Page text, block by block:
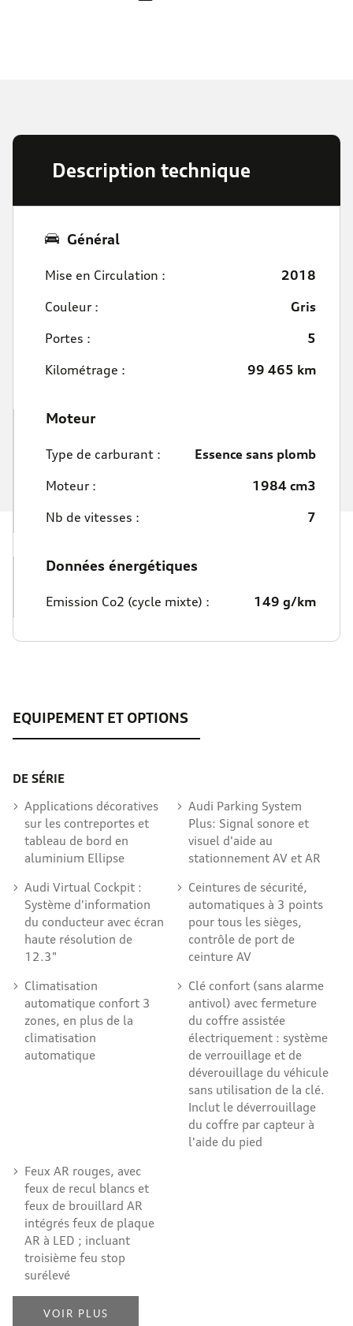
Description technique
Général
Mise en Circulation :
2018
Couleur :
Gris
Portes :
5
Kilométrage :
99 465 km
Moteur
Type de carburant :
Essence sans plomb
Moteur :
1984 cm3
Nb de vitesses :
7
Données énergétiques
Emission Co2 (cycle mixte) : 149 g/km
DE SÉRIE
Applications décoratives
sur les contreportes et
tableau de bord en
aluminium Ellipse
Audi Parking System
Plus: Signal sonore et
visuel d'aide au
stationnement AV et AR
Audi Virtual Cockpit :
Système d'information
du conducteur avec écran
haute résolution de
12.3"
Ceintures de sécurité,
automatiques à 3 points
pour tous les sièges,
contrôle de port de
ceinture AV
Climatisation
automatique confort 3
zones, en plus de la
climatisation
automatique
Clé confort (sans alarme
antivol) avec fermeture
du coffre assistée
électriquement : système
de verrouillage et de
déverouillage du véhicule
sans utilisation de la clé.
Inclut le déverrouillage
du coffre par capteur à
l'aide du pied
Feux AR rouges, avec
feux de recul blancs et
feux de brouillard AR
intégrés feux de plaque
AR à LED ; incluant
troisième feu stop
surélevé
VOIR PLUS